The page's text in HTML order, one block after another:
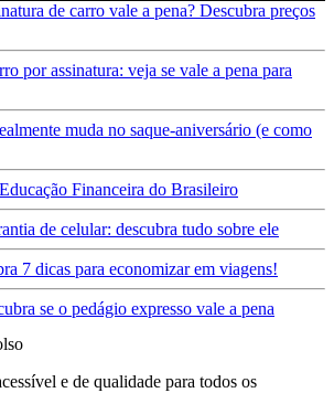
de carro vale a pena? Descubra preços
por assinatura: veja se vale a pena para
muda no saque-aniversário (e como
Financeira do Brasileiro
de celular: descubra tudo sobre ele
7 dicas para economizar em viagens!
se o pedágio expresso vale a pena
e de qualidade para todos os